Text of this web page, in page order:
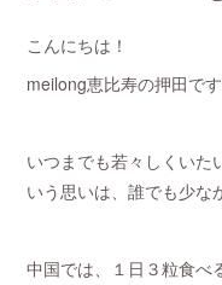
こんにちは！
meilong恵比寿の押田で
いつまでも若々しくいた
いう思いは、誰でも少な
中国では、１日３粒食べ